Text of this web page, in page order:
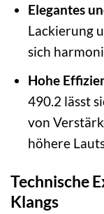
Elegantes
Lackierung
sich
Hohe
490.2 lässt
von
höhere
Technische
Klangs